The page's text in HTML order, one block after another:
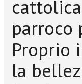
parroco
Proprio
la